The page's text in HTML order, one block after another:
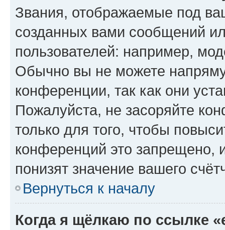
Звания, отображаемые под
созданных вами сообщений
пользователей: например,
Обычно вы не можете
конференции, так как они
Пожалуйста, не засоряйте
только для того, чтобы
конференций это запрещено,
понизят значение вашего
Вернуться к началу
Когда я щёлкаю по ссылке